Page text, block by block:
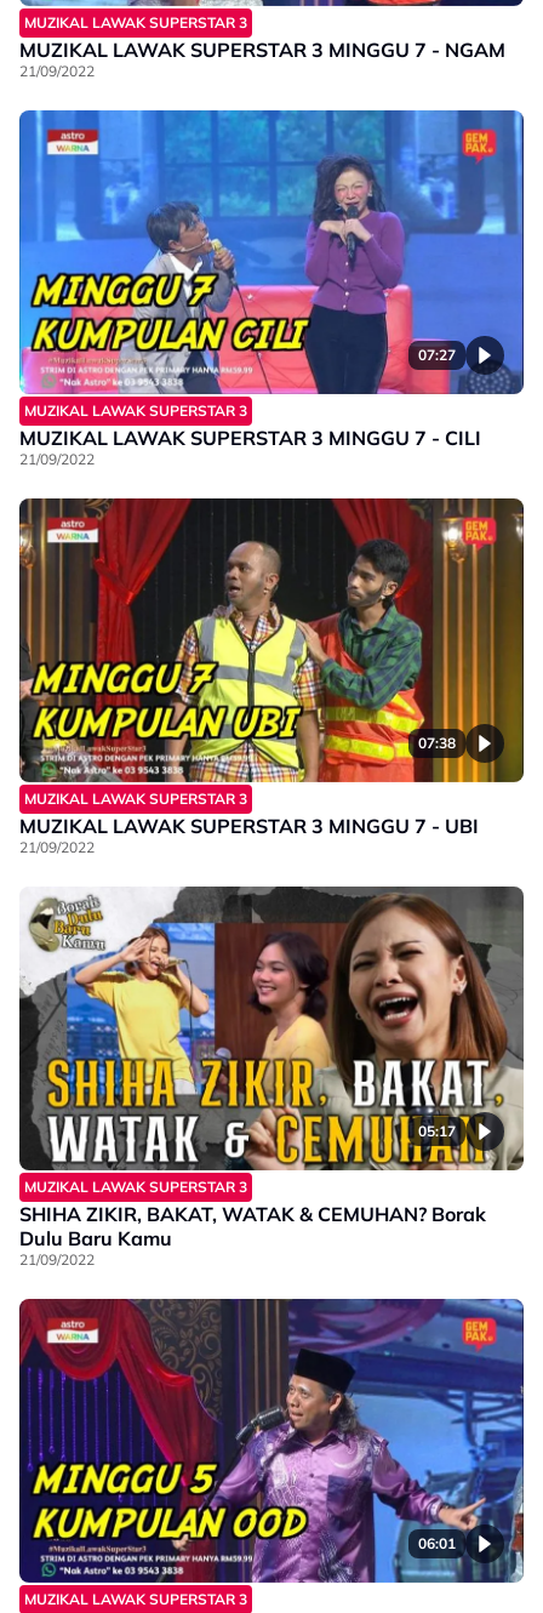
MUZIKAL LAWAK SUPERSTAR 3
MUZIKAL LAWAK SUPERSTAR 3 MINGGU 7 - NGAM
21/09/2022
07:27
MUZIKAL LAWAK SUPERSTAR 3
MUZIKAL LAWAK SUPERSTAR 3 MINGGU 7 - CILI
21/09/2022
07:38
MUZIKAL LAWAK SUPERSTAR 3
MUZIKAL LAWAK SUPERSTAR 3 MINGGU 7 - UBI
21/09/2022
05:17
MUZIKAL LAWAK SUPERSTAR 3
SHIHA ZIKIR, BAKAT, WATAK & CEMUHAN? Borak
Dulu Baru Kamu
21/09/2022
06:01
MUZIKAL LAWAK SUPERSTAR 3